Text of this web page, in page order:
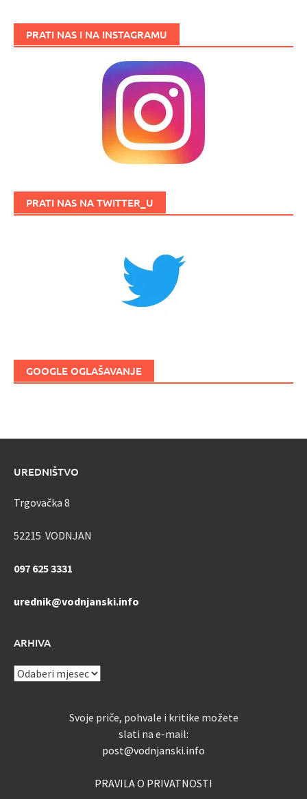
PRATI NAS I NA INSTAGRAMU
PRATI NAS NA TWITTER_U
GOOGLE OGLAŠAVANJE
UREDNIŠTVO
Trgovačka 8
52215 VODNJAN
097 625 3331
urednik@vodnjanski.info
ARHIVA
ARHIVA
Svoje priče, pohvale i kritike možete
slati na e-mail:
post@vodnjanski.info
PRAVILA O PRIVATNOSTI